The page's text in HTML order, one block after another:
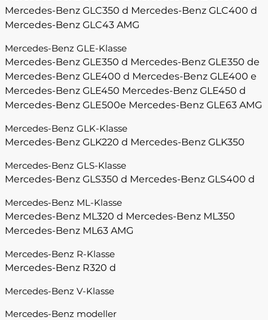
Mercedes-Benz GLC350 d Mercedes-Benz GLC400 d
Mercedes-Benz GLC43 AMG
Mercedes-Benz GLE-Klasse
Mercedes-Benz GLE350 d Mercedes-Benz GLE350 de
Mercedes-Benz GLE400 d Mercedes-Benz GLE400 e
Mercedes-Benz GLE450 Mercedes-Benz GLE450 d
Mercedes-Benz GLE500e Mercedes-Benz GLE63 AMG
Mercedes-Benz GLK-Klasse
Mercedes-Benz GLK220 d Mercedes-Benz GLK350
Mercedes-Benz GLS-Klasse
Mercedes-Benz GLS350 d Mercedes-Benz GLS400 d
Mercedes-Benz ML-Klasse
Mercedes-Benz ML320 d Mercedes-Benz ML350
Mercedes-Benz ML63 AMG
Mercedes-Benz R-Klasse
Mercedes-Benz R320 d
Mercedes-Benz V-Klasse
Mercedes-Benz modeller